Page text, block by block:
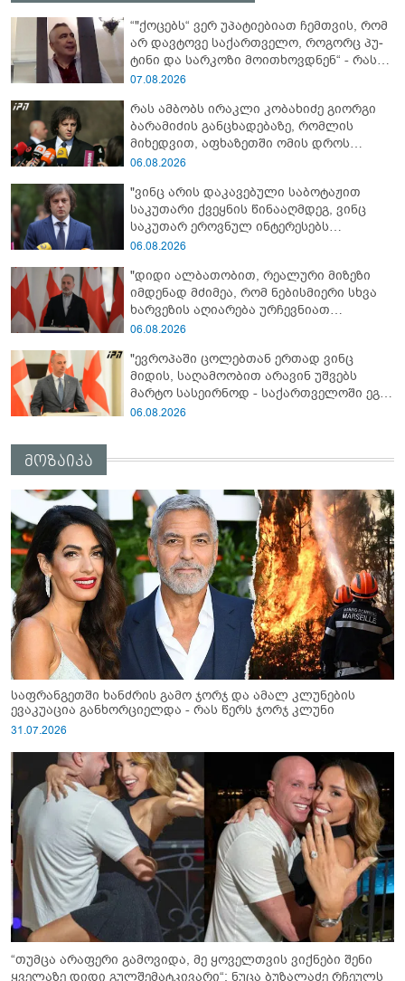
“"ქო­ცებს“ ვერ უპა­ტი­ე­ბი­ათ ჩემ­თვის, რომ
არ დავ­ტო­ვე სა­ქარ­თვე­ლო, რო­გორც პუ­
ტი­ნი და სარ­კო­ზი მო­ი­თხოვ­დნენ“ - რას
წერს მიხეილ სააკაშვილი
07.08.2026
რას ამბობს ირაკლი კობახიძე გიორგი
ბარამიძის განცხადებაზე, რომლის
მიხედვით, აფხაზეთში ომის დროს
„ჩვენებს ტყვეები არ აჰყავდათ"
06.08.2026
"ვინც არის დაკავებული საბოტაჟით
საკუთარი ქვეყნის წინააღმდეგ, ვინც
საკუთარ ეროვნულ ინტერესებს
უპირისპირდება, ყველამ უნდა იცოდეს,
ირაკლი კობახიძე
06.08.2026
"დიდი ალბათობით, რეალური მიზეზი
იმდენად მძიმეა, რომ ნებისმიერი სხვა
ხარვეზის აღიარება ურჩევნიათ
ნამდვილი მიზეზის გამოაშკარავებას" -
გათიშვაზე
06.08.2026
"ევროპაში ცოლებთან ერთად ვინც
მიდის, საღამოობით არავინ უშვებს
მარტო სასეირნოდ - საქართველოში ეგ
პრობლემა არ არის!" - ლევან
06.08.2026
მოზაიკა
საფრანგეთში ხანძრის გამო ჯორჯ და ამალ კლუნების
ევაკუაცია განხორციელდა - რას წერს ჯორჯ კლუნი
31.07.2026
“თუმცა არაფერი გამოვიდა, მე ყოველთვის ვიქნები შენი
ყველაზე დიდი გულშემატკივარი“: ნუცა ბუზალაძე რჩეულს